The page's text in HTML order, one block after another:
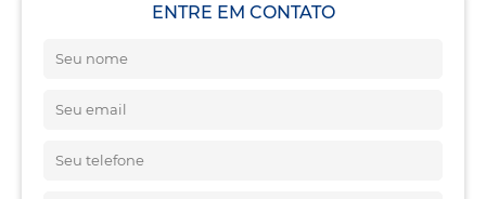
ENTRE EM CONTATO